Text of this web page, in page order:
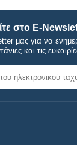
στο E-
μας για να
και τις